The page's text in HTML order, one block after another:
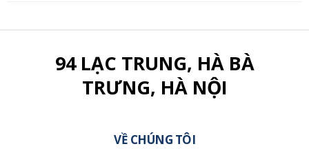
94 LẠC TRUNG, HÀ BÀ
TRƯNG, HÀ NỘI
VỀ CHÚNG TÔI